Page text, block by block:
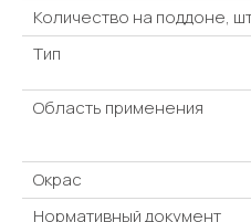
Количество на поддоне,
Тип
Область применения
Окрас
Нормативный документ